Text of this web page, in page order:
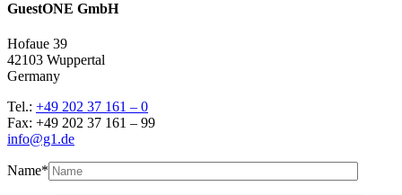
GuestONE GmbH
Hofaue 39
42103 Wuppertal
Germany
Tel.: +49 202 37 161 – 0
Fax: +49 202 37 161 – 99
info@g1.de
Name*